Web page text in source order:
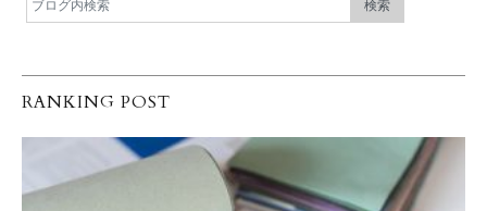
RANKING POST